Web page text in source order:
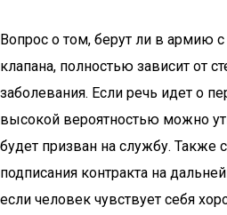
Вопрос о том, берут ли в армию
клапана, полностью зависит от
заболевания. Если речь идет о
высокой вероятностью можно
будет призван на службу. Также
подписания контракта на
если человек чувствует себя